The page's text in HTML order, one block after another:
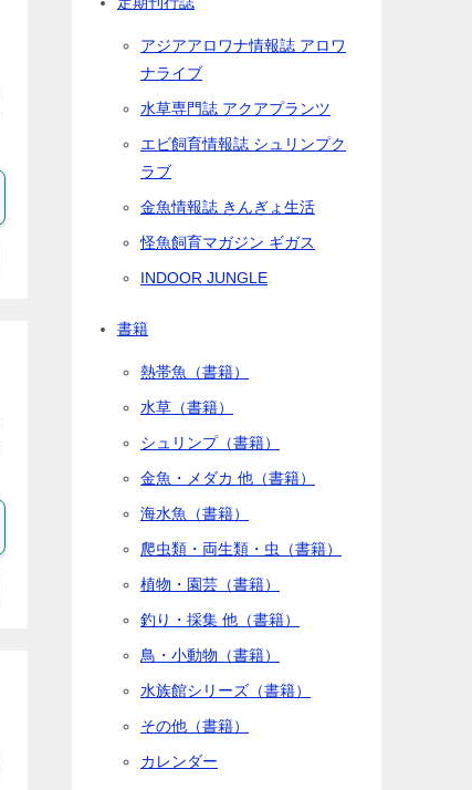
アジアアロワナ情報誌 アロワ
ナライブ
水草専門誌 アクアプランツ
エビ飼育情報誌 シュリンプク
ラブ
金魚情報誌 きんぎょ生活
怪魚飼育マガジン ギガス
INDOOR JUNGLE
書籍
熱帯魚（書籍）
水草（書籍）
シュリンプ（書籍）
金魚・メダカ 他（書籍）
海水魚（書籍）
爬虫類・両生類・虫（書籍）
植物・園芸（書籍）
釣り・採集 他（書籍）
鳥・小動物（書籍）
水族館シリーズ（書籍）
その他（書籍）
カレンダー